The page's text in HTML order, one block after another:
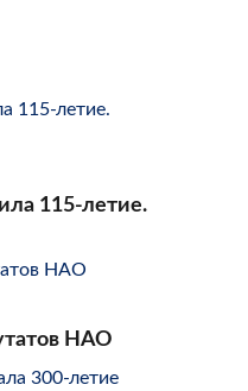
115-летие.
НАО